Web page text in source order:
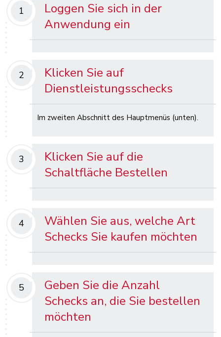
1
Loggen Sie sich in der
Anwendung ein
2
Klicken Sie auf
Dienstleistungsschecks
Im zweiten Abschnitt des Hauptmenüs (unten).
3
Klicken Sie auf die
Schaltfläche Bestellen
4
Wählen Sie aus, welche Art
Schecks Sie kaufen möchten
5
Geben Sie die Anzahl
Schecks an, die Sie bestellen
möchten